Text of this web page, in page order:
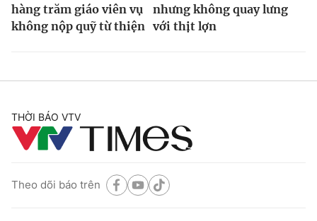
hàng trăm giáo viên vụ
không nộp quỹ từ thiện
nhưng không quay lưng
với thịt lợn
THỜI BÁO VTV
Theo dõi báo trên